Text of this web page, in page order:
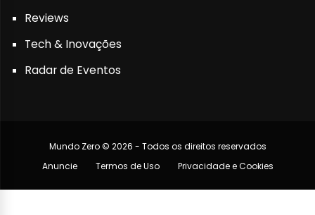
Reviews
Tech & Inovações
Radar de Eventos
Mundo Zero © 2026 - Todos os direitos reservados
Anuncie
Termos de Uso Privacidade e Cookies